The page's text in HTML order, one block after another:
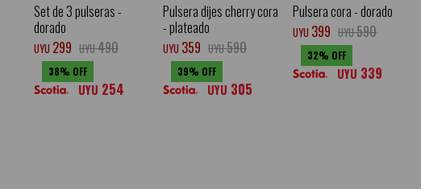
Set de 3 pulseras -
dorado
UYU 299 UYU490
38
UYU 254
Pulsera dijes cherry cora
- plateado
UYU 359 UYU590
39
UYU 305
Pulsera cora - dorado
UYU 399 UYU590
32
UYU 339